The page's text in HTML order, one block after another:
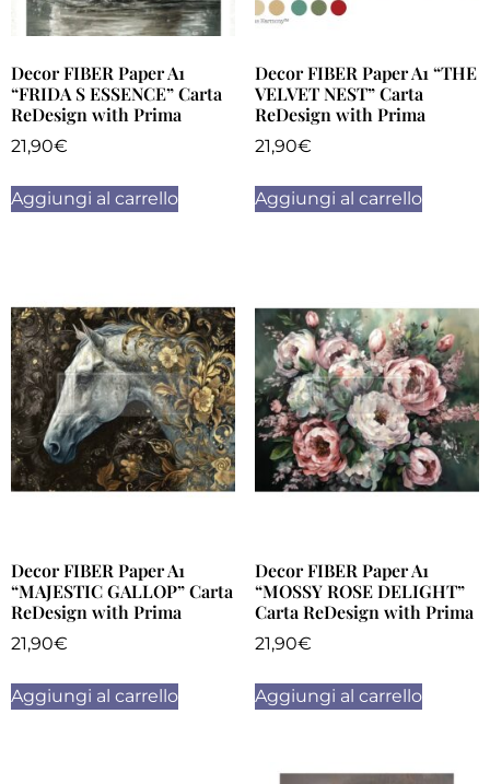
Decor FIBER Paper A1
“FRIDA S ESSENCE” Carta
ReDesign with Prima
21,90€
Aggiungi al carrello
Decor FIBER Paper A1 “THE
VELVET NEST” Carta
ReDesign with Prima
21,90€
Aggiungi al carrello
Decor FIBER Paper A1
“MAJESTIC GALLOP” Carta
ReDesign with Prima
21,90€
Aggiungi al carrello
Decor FIBER Paper A1
“MOSSY ROSE DELIGHT”
Carta ReDesign with Prima
21,90€
Aggiungi al carrello